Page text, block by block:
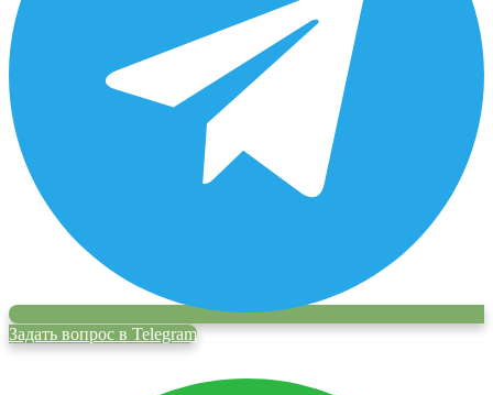
Задать вопрос в Telegram